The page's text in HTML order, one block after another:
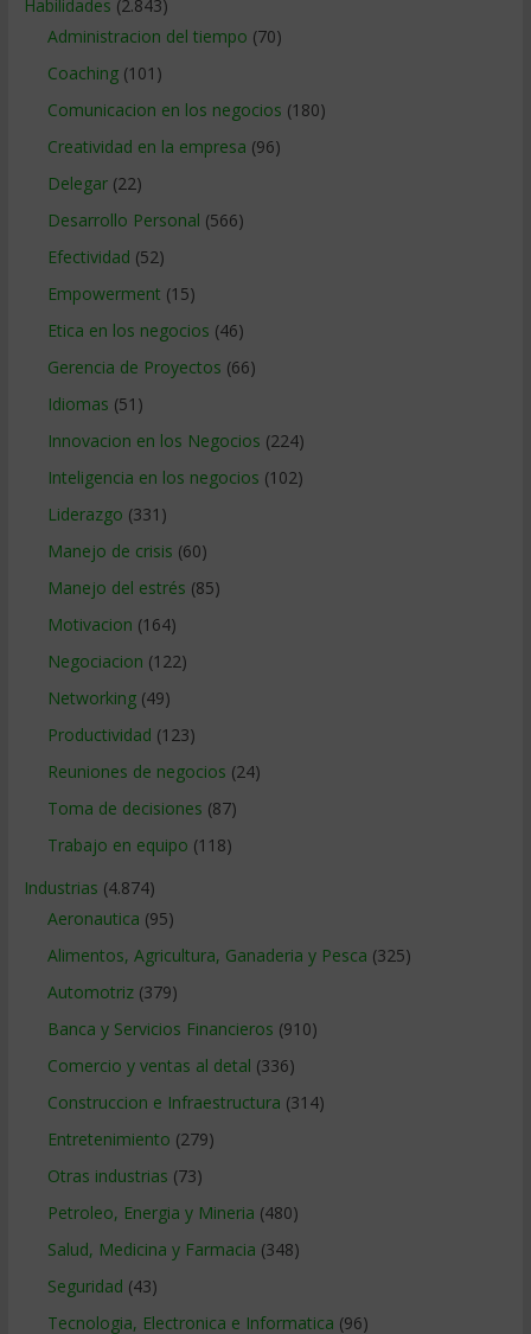
Habilidades (2.843)
Administracion del tiempo (70)
Coaching(101)
Comunicacion en los negocios (180)
Creatividad en la empresa (96)
Delegar(22)
Desarrollo Personal (566)
Efectividad (52)
Empowerment (15)
Etica en los negocios (46)
Gerencia de Proyectos (66)
Idiomas (51)
Innovacion en los Negocios (224)
Inteligencia en los negocios (102)
Liderazgo (331)
Manejo de crisis (60)
Manejo del estrés (85)
Motivacion (164)
Negociacion (122)
Networking(49)
Productividad (123)
Reuniones de negocios (24)
Toma de decisiones (87)
Trabajo en equipo (118)
Industrias (4.874)
Aeronautica (95)
Alimentos, Agricultura, Ganaderia y Pesca (325)
Automotriz(379)
Banca y Servicios Financieros (910)
Comercio y ventas al detal (336)
Construccion e Infraestructura (314)
Entretenimiento (279)
Otras industrias (73)
Petroleo, Energia y Mineria (480)
Salud, Medicina y Farmacia (348)
Seguridad (43)
Tecnologia, Electronica e Informatica (96)